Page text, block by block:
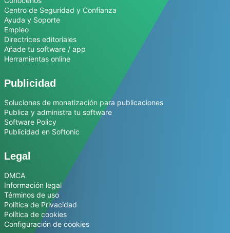
Centro de Seguridad y Confianza
Ayuda y Soporte
Empleo
Directrices editoriales
Añade tu software / app
Herramientas online
Publicidad
Soluciones de monetización para publicaciones
Publica y administra tu software
Software Policy
Publicidad en Softonic
Legal
DMCA
Información legal
Términos de uso
Política de Privacidad
Política de cookies
Configuración de cookies